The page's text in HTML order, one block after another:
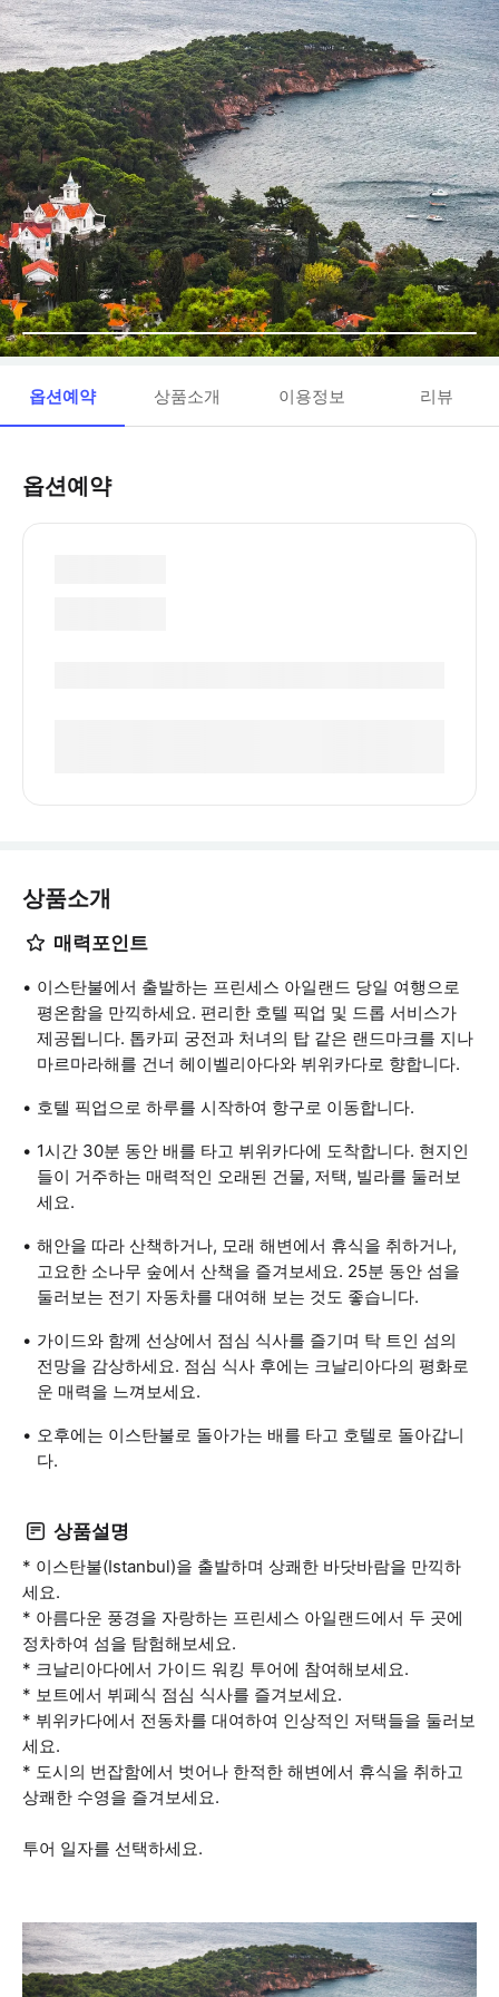
옵션예약 상품소개 이용정보 리뷰
옵션예약
상품소개
매력포인트
이스탄불에서 출발하는 프린세스 아일랜드 당일 여행으로
평온함을 만끽하세요. 편리한 호텔 픽업 및 드롭 서비스가
제공됩니다. 톱카피 궁전과 처녀의 탑 같은 랜드마크를 지나
마르마라해를 건너 헤이벨리아다와 뷔위카다로 향합니다.
호텔 픽업으로 하루를 시작하여 항구로 이동합니다.
1시간 30분 동안 배를 타고 뷔위카다에 도착합니다. 현지인
들이 거주하는 매력적인 오래된 건물, 저택, 빌라를 둘러보
세요.
해안을 따라 산책하거나, 모래 해변에서 휴식을 취하거나,
고요한 소나무 숲에서 산책을 즐겨보세요. 25분 동안 섬을
둘러보는 전기 자동차를 대여해 보는 것도 좋습니다.
가이드와 함께 선상에서 점심 식사를 즐기며 탁 트인 섬의
전망을 감상하세요. 점심 식사 후에는 크날리아다의 평화로
운 매력을 느껴보세요.
오후에는 이스탄불로 돌아가는 배를 타고 호텔로 돌아갑니
다.
상품설명
* 이스탄불(Istanbul)을 출발하며 상쾌한 바닷바람을 만끽하
세요.
* 아름다운 풍경을 자랑하는 프린세스 아일랜드에서 두 곳에
정차하여 섬을 탐험해보세요.
* 크날리아다에서 가이드 워킹 투어에 참여해보세요.
* 보트에서 뷔페식 점심 식사를 즐겨보세요.
* 뷔위카다에서 전동차를 대여하여 인상적인 저택들을 둘러보
세요.
* 도시의 번잡함에서 벗어나 한적한 해변에서 휴식을 취하고
상쾌한 수영을 즐겨보세요.
투어 일자를 선택하세요.